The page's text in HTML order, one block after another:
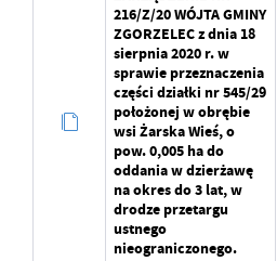
216/Z/20 WÓJTA GMINY
ZGORZELEC z dnia 18
sierpnia 2020 r. w
sprawie przeznaczenia
części działki nr 545/29
położonej w obrębie
wsi Żarska Wieś, o
pow. 0,005 ha do
oddania w dzierżawę
na okres do 3 lat, w
drodze przetargu
ustnego
nieograniczonego.